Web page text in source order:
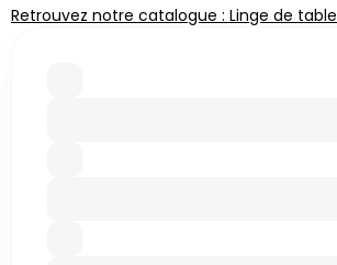
Retrouvez notre catalogue : Linge de table